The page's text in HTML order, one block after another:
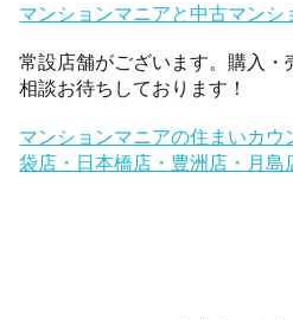
マンションマニアと中古マンシ
常設店舗がございます。購入
相談お待ちしております！
マンションマニアの住まいカ
袋店・日本橋店・豊洲店・月島